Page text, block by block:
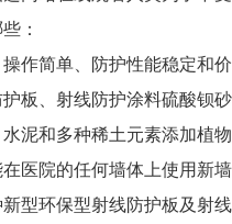
：
简单、防护性能稳定和
、射线防护涂料硫酸钡
和多种稀土元素添加植
院的任何墙体上使用新
环保型射线防护板及射